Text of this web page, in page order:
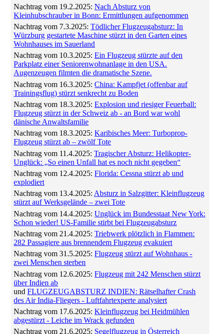
Nachtrag vom 19.2.2025:Nach Absturz von
Kleinhubschrauber in Bonn: Ermittlungen aufgenommen
Nachtrag vom 7.3.2025:Tödlicher Flugzeugabsturz: In
Würzburg gestartete Maschine stürzt in den Garten eines
Wohnhauses im Sauerland
Nachtrag vom 10.3.2025:Ein Flugzeug stürzte auf den
Parkplatz einer Seniorenwohnanlage in den USA.
Augenzeugen filmten die dramatische Szene.
Nachtrag vom 16.3.2025:China: Kampfjet (offenbar auf
Trainingsflug) stürzt senkrecht zu Boden
Nachtrag vom 18.3.2025:Explosion und riesiger Feuerball:
Flugzeug stürzt in der Schweiz ab - an Bord war wohl
dänische Anwaltsfamilie
Nachtrag vom 18.3.2025:Karibisches Meer: Turboprop-
Flugzeug stürzt ab – zwölf Tote
Nachtrag vom 11.4.2025:Tragischer Absturz: Helikopter-
Unglück: „So einen Unfall hat es noch nicht gegeben“
Nachtrag vom 12.4.2025:Florida: Cessna stürzt ab und
explodiert
Nachtrag vom 13.4.2025: Absturz in Salzgitter: Kleinflugzeug
stürzt auf Werksgelände – zwei Tote
Nachtrag vom 14.4.2025:Unglück im Bundesstaat New York:
Schon wieder! US-Familie stirbt bei Flugzeugabsturz
Nachtrag vom 21.4.2025:Triebwerk plötzlich in Flammen:
282 Passagiere aus brennendem Flugzeug evakuiert
Nachtrag vom 31.5.2025:Flugzeug stürzt auf Wohnhaus -
zwei Menschen sterben
Nachtrag vom 12.6.2025:Flugzeug mit 242 Menschen stürzt
über Indien ab
undFLUGZEUGABSTURZ INDIEN: Rätselhafter Crash
des Air India-Fliegers - Luftfahrtexperte analysiert
Nachtrag vom 17.6.2025:Kleinflugzeug bei Heidmühlen
abgestürzt - Leiche im Wrack gefunden
Nachtrag vom 21.6.2025: Segelflugzeug in Österreich